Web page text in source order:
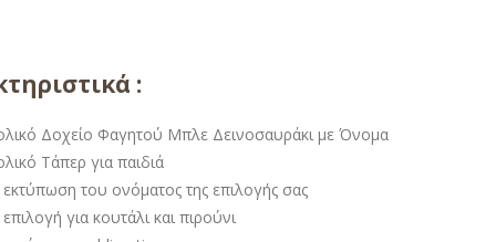
:
Δοχείο Φαγητού Μπλε Δεινοσαυράκι με Όνομα
Τάπερ για παιδιά
του ονόματος της επιλογής σας
για κουτάλι και πιρούνι